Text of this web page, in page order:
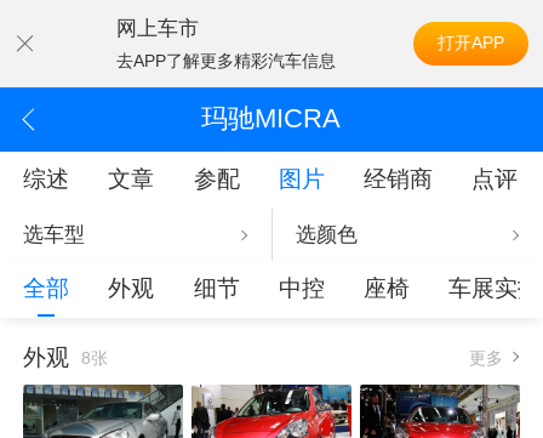
网上车市
去APP了解更多精彩汽车信息
打开APP
玛驰MICRA
综述 文章 参配 图片 经销商 点评
选车型 选颜色
全部 外观 细节 中控 座椅 车展实拍
外观 8张 更多